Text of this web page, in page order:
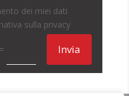
dei miei dati
sulla privacy
= Invia